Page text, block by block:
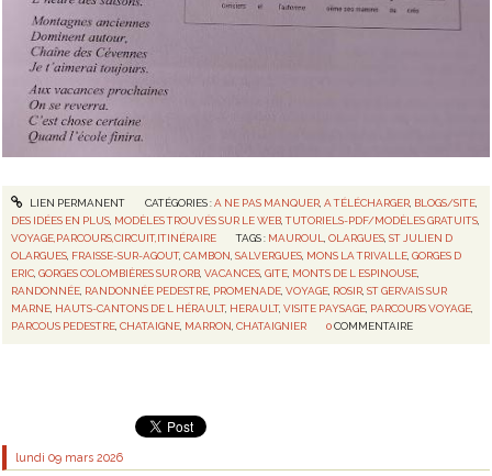
LIEN PERMANENT CATÉGORIES :A NE PAS MANQUER, A TÉLÉCHARGER, BLOGS/SITE,
DES IDÉES EN PLUS, MODÈLES TROUVÉS SUR LE WEB,TUTORIELS-PDF/MODÈLES GRATUITS,
VOYAGE,PARCOURS,CIRCUIT,ITINÉRAIRE
TAGS : MAUROUL,OLARGUES,ST JULIEN D
OLARGUES, FRAISSE-SUR-AGOUT,CAMBON,SALVERGUES, MONS LA TRIVALLE,GORGES D
ERIC,GORGES COLOMBIÈRES SUR ORB,VACANCES,GITE, MONTS DE L ESPINOUSE,
RANDONNÉE, RANDONNÉE PEDESTRE, PROMENADE,VOYAGE, ROSIR,ST GERVAIS SUR
MARNE, HAUTS-CANTONS DE L HÉRAULT, HERAULT,VISITE PAYSAGE, PARCOURS VOYAGE,
PARCOUS PEDESTRE,CHATAIGNE, MARRON,CHATAIGNIER 0 COMMENTAIRE
lundi 09 mars 2026